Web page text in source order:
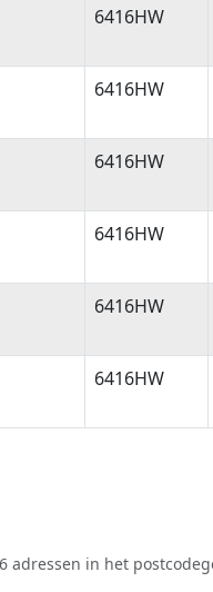
6416HW
6416HW
6416HW
6416HW
6416HW
6416HW
adressen in het